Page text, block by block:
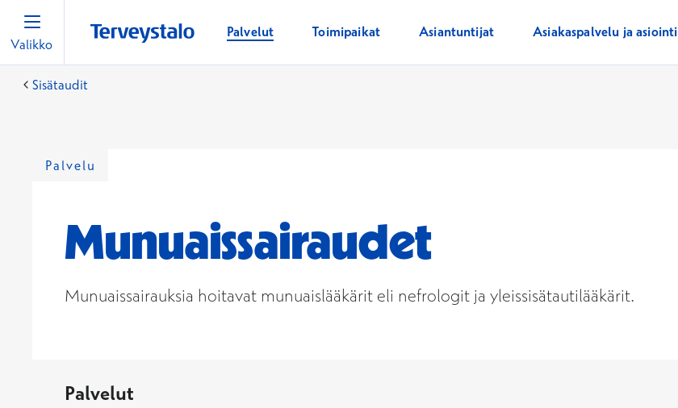
Valikko
Palvelut Toimipaikat Asiantuntijat Asiakaspalvelu ja asiointi
Sisätaudit
Palvelu
Munuaissairaudet
Munuaissairauksia hoitavat munuaislääkärit eli nefrologit ja yleissisätautilääkärit.
Palvelut